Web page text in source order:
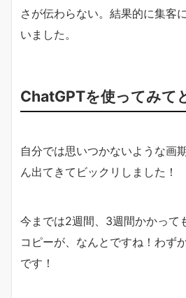
さが伝わらない。結果的に集客
いました。
ChatGPTを使ってみて
自分では思いつかないような画
ん出てきてビックリしました！
今までは2週間、3週間かかって
コピーが、なんとですね！わず
です！